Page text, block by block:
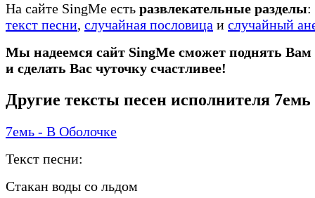
На сайте SingMe есть развлекательные разделы:
текст песни, случайная пословица и случайный
Мы надеемся сайт SingMe сможет поднять Вам
и сделать Вас чуточку счастливее!
Другие тексты песен исполнителя 7емь
7емь - В Оболочке
Текст песни:
Стакан воды со льдом